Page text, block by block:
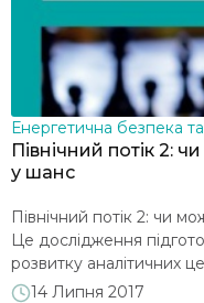
Енергетична безпека та
Північний потік 2:
у шанс
Північний потік 2: чи
Це дослідження
розвитку аналітичних
Міжнародний фонд
14 Липня 2017